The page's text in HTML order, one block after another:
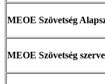
MEOE Szövetség
MEOE Szövetség